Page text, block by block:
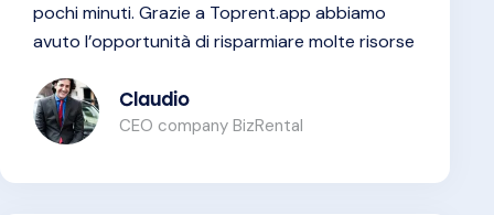
pochi minuti. Grazie a Toprent.app abbiamo
avuto l’opportunità di risparmiare molte risorse
Claudio
CEO company BizRental